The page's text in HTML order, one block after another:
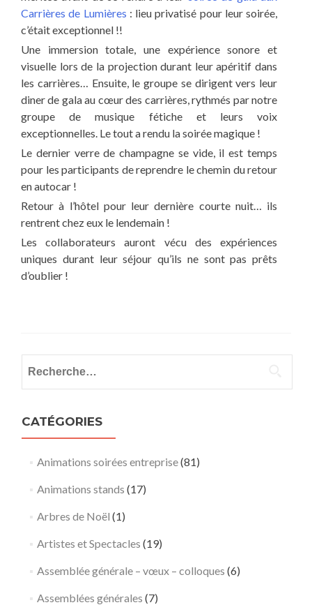
Carrières de Lumières : lieu privatisé pour leur soirée,
c’était exceptionnel !!
Une immersion totale, une expérience sonore et
visuelle lors de la projection durant leur apéritif dans
les carrières… Ensuite, le groupe se dirigent vers leur
diner de gala au cœur des carrières, rythmés par notre
groupe de musique fétiche et leurs voix
exceptionnelles. Le tout a rendu la soirée magique !
Le dernier verre de champagne se vide, il est temps
pour les participants de reprendre le chemin du retour
en autocar !
Retour à l’hôtel pour leur dernière courte nuit… ils
rentrent chez eux le lendemain !
Les collaborateurs auront vécu des expériences
uniques durant leur séjour qu’ils ne sont pas prêts
d’oublier !
CATÉGORIES
Animations soirées entreprise(81)
Animations stands (17)
Arbres de Noël (1)
Artistes et Spectacles (19)
Assemblée générale – vœux – colloques (6)
Assemblées générales (7)